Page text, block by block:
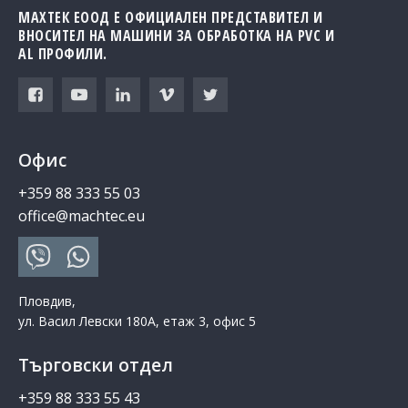
МАХТЕК ЕООД Е ОФИЦИАЛЕН ПРЕДСТАВИТЕЛ И
ВНОСИТЕЛ НА МАШИНИ ЗА ОБРАБОТКА НА PVC И
AL ПРОФИЛИ.
Офис
+359 88 333 55 03
office@machtec.eu
Пловдив,
ул. Васил Левски 180А, етаж 3, офис 5
Търговски отдел
+359 88 333 55 43